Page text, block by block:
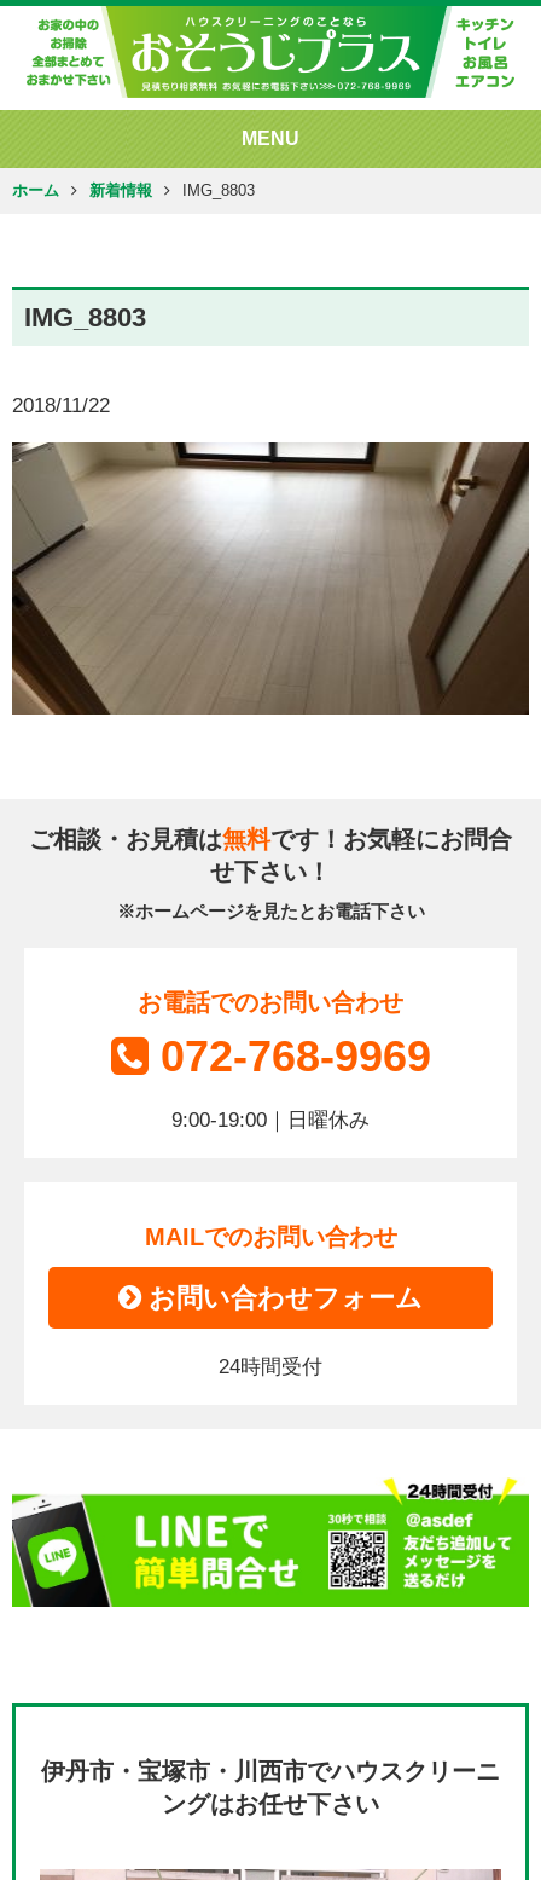
MENU
ホーム 新着情報 IMG_8803
IMG_8803
2018/11/22
ご相談・お見積は無料です！お気軽にお問合
せ下さい！
※ホームページを見たとお電話下さい
お電話でのお問い合わせ
072-768-9969
9:00-19:00｜日曜休み
MAILでのお問い合わせ
お問い合わせフォーム
24時間受付
伊丹市・宝塚市・川西市でハウスクリーニ
ングはお任せ下さい